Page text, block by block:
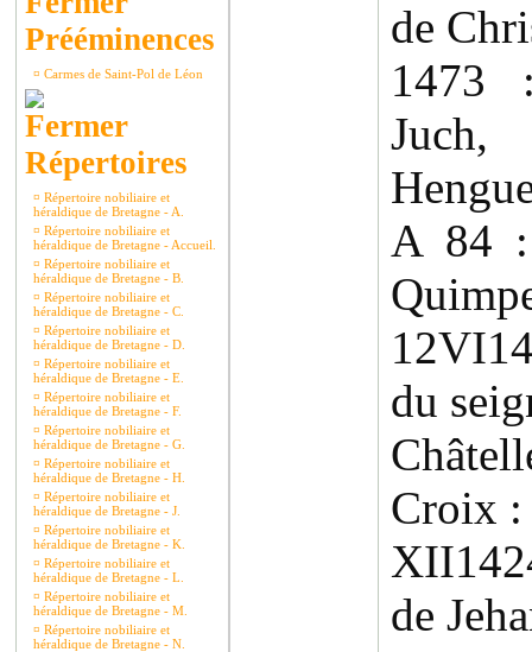
Prééminences
¤ Carmes de Saint-Pol de Léon
Répertoires
¤ Répertoire nobiliaire et
héraldique de Bretagne - A.
¤ Répertoire nobiliaire et
héraldique de Bretagne - Accueil.
¤ Répertoire nobiliaire et
héraldique de Bretagne - B.
¤ Répertoire nobiliaire et
héraldique de Bretagne - C.
¤ Répertoire nobiliaire et
héraldique de Bretagne - D.
¤ Répertoire nobiliaire et
héraldique de Bretagne - E.
¤ Répertoire nobiliaire et
héraldique de Bretagne - F.
¤ Répertoire nobiliaire et
héraldique de Bretagne - G.
¤ Répertoire nobiliaire et
héraldique de Bretagne - H.
¤ Répertoire nobiliaire et
héraldique de Bretagne - J.
¤ Répertoire nobiliaire et
héraldique de Bretagne - K.
¤ Répertoire nobiliaire et
héraldique de Bretagne - L.
¤ Répertoire nobiliaire et
héraldique de Bretagne - M.
¤ Répertoire nobiliaire et
héraldique de Bretagne - N.
de
1473
A 84
du
Croix :
de